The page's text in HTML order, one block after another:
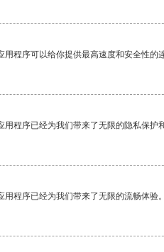
用程序可以给你提供最高速度和安全性的
用程序已经为我们带来了无限的隐私保护
用程序已经为我们带来了无限的流畅体验。